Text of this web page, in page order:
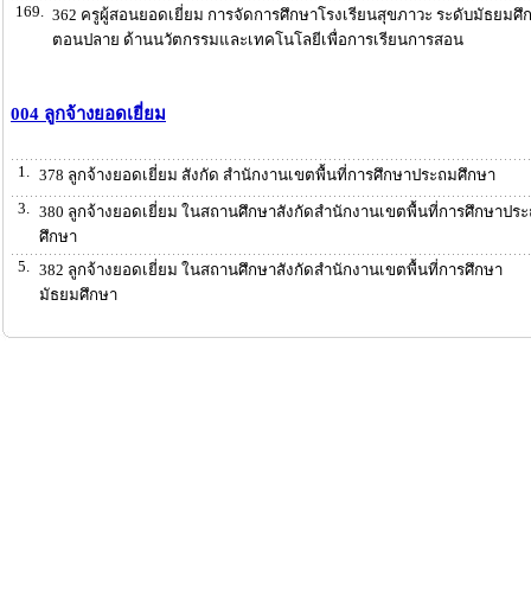
169.
362 ครูผู้สอนยอดเยี่ยม การจัดการศึกษาโรงเรียนสุขภาวะ ระดับมัธยมศึ
ตอนปลาย ด้านนวัตกรรมและเทคโนโลยีเพื่อการเรียนการสอน
004 ลูกจ้างยอดเยี่ยม
1.
378 ลูกจ้างยอดเยี่ยม สังกัด สำนักงานเขตพื้นที่การศึกษาประถมศึกษา
3.
380 ลูกจ้างยอดเยี่ยม ในสถานศึกษาสังกัดสำนักงานเขตพื้นที่การศึกษาปร
ศึกษา
5.
382 ลูกจ้างยอดเยี่ยม ในสถานศึกษาสังกัดสำนักงานเขตพื้นที่การศึกษา
มัธยมศึกษา